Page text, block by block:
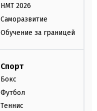
НМТ 2026
Саморазвитие
Обучение за границей
Спорт
Бокс
Футбол
Теннис